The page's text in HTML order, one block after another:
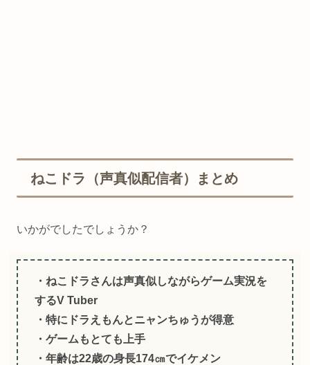
ねこドラ（声真似配信者）まとめ
いかがでしたでしょうか？
・ねこドラさんは声真似しながらゲーム実況を
するV Tuber
・特にドラえもんとニャンちゅうが得意
・ゲームもとても上手
・年齢は22歳の身長174㎝でイケメン